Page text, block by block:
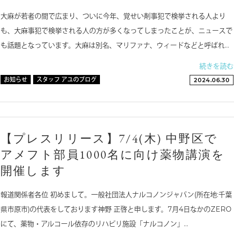
大麻が若者の間で広まり、ついに今年、覚せい剤事犯で検挙される人より
も、大麻事犯で検挙される人の方が多くなってしまったことが、ニュースで
も話題となっています。大麻は別名、マリファナ、ウィードなどと呼ばれ…
続きを読む
お知らせ スタッフ アユのブログ 2024.06.30
【プレスリリース】7/4(木) 中野区で
アメフト部員1000名に向け薬物講演を
開催します
報道関係者各位 初めまして。一般社団法人ナルコノンジャパン(所在地:千葉
県市原市)の代表をしております神野 正啓と申します。7月4日なかのZERO
にて、薬物・アルコール依存のリハビリ施設「ナルコノン」…